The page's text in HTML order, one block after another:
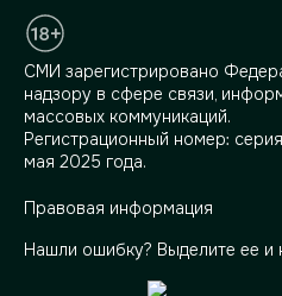
СМИ зарегистрировано
надзору в сфере связи,
массовых коммуникаций.
Регистрационный номер:
мая 2025 года.
Правовая информация
Нашли ошибку? Выделите ее и